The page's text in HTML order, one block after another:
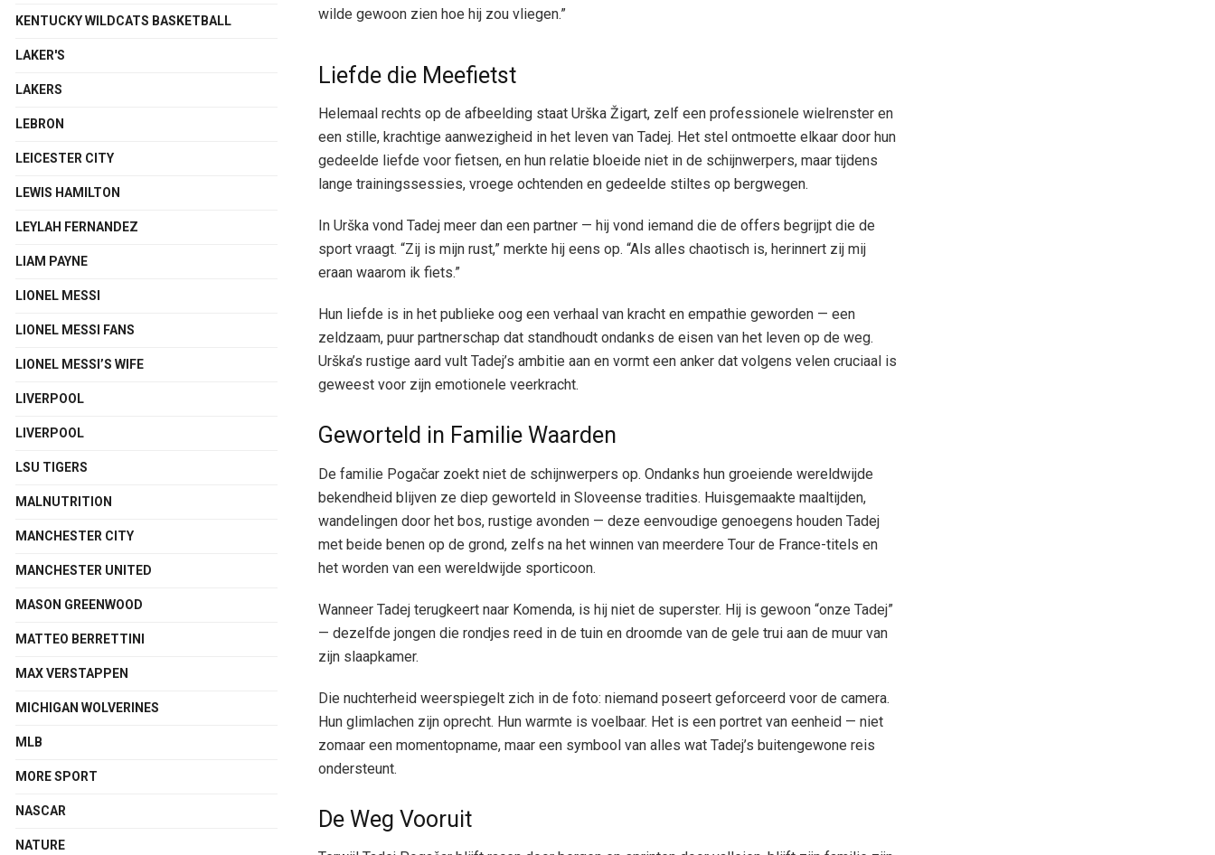
wilde gewoon zien hoe hij zou vliegen.”
Liefde die Meefietst
Helemaal rechts op de afbeelding staat Urška Žigart, zelf een professionele wielrenster en
een stille, krachtige aanwezigheid in het leven van Tadej. Het stel ontmoette elkaar door hun
gedeelde liefde voor fietsen, en hun relatie bloeide niet in de schijnwerpers, maar tijdens
lange trainingssessies, vroege ochtenden en gedeelde stiltes op bergwegen.
In Urška vond Tadej meer dan een partner — hij vond iemand die de offers begrijpt die de
sport vraagt. “Zij is mijn rust,” merkte hij eens op. “Als alles chaotisch is, herinnert zij mij
eraan waarom ik fiets.”
Hun liefde is in het publieke oog een verhaal van kracht en empathie geworden — een
zeldzaam, puur partnerschap dat standhoudt ondanks de eisen van het leven op de weg.
Urška’s rustige aard vult Tadej’s ambitie aan en vormt een anker dat volgens velen cruciaal is
geweest voor zijn emotionele veerkracht.
Geworteld in Familie Waarden
De familie Pogačar zoekt niet de schijnwerpers op. Ondanks hun groeiende wereldwijde
bekendheid blijven ze diep geworteld in Sloveense tradities. Huisgemaakte maaltijden,
wandelingen door het bos, rustige avonden — deze eenvoudige genoegens houden Tadej
met beide benen op de grond, zelfs na het winnen van meerdere Tour de France-titels en
het worden van een wereldwijde sporticoon.
Wanneer Tadej terugkeert naar Komenda, is hij niet de superster. Hij is gewoon “onze Tadej”
— dezelfde jongen die rondjes reed in de tuin en droomde van de gele trui aan de muur van
zijn slaapkamer.
Die nuchterheid weerspiegelt zich in de foto: niemand poseert geforceerd voor de camera.
Hun glimlachen zijn oprecht. Hun warmte is voelbaar. Het is een portret van eenheid — niet
zomaar een momentopname, maar een symbool van alles wat Tadej’s buitengewone reis
ondersteunt.
De Weg Vooruit
KENTUCKY WILDCATS BASKETBALL
LAKER'S
LAKERS
LEBRON
LEICESTER CITY
LEWIS HAMILTON
LEYLAH FERNANDEZ
LIAM PAYNE
LIONEL MESSI
LIONEL MESSI FANS
LIONEL MESSI’S WIFE
LIVERPOOL
LIVERPOOL
LSU TIGERS
MALNUTRITION
MANCHESTER CITY
MANCHESTER UNITED
MASON GREENWOOD
MATTEO BERRETTINI
MAX VERSTAPPEN
MICHIGAN WOLVERINES
MLB
MORE SPORT
NASCAR
NATURE